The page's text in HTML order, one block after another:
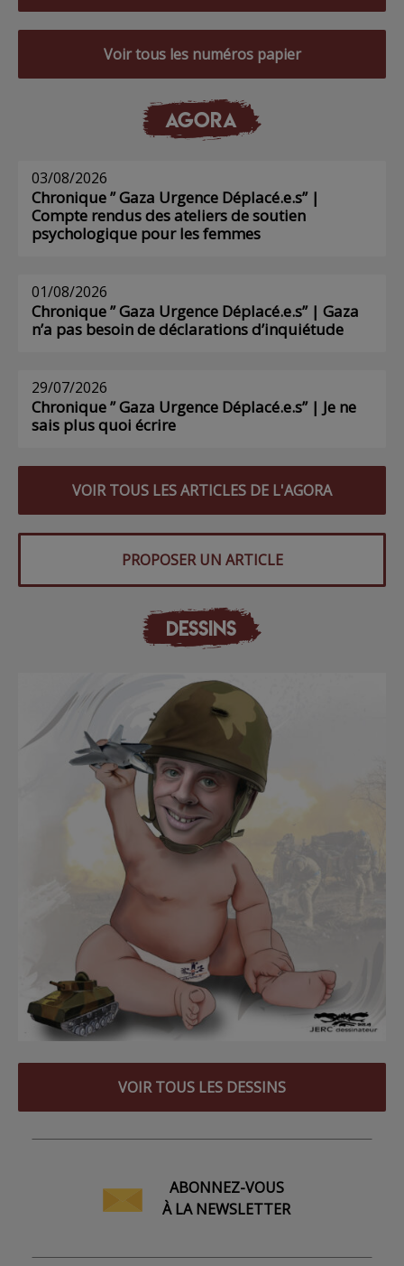
Voir tous les numéros papier
AGORA
03/08/2026
Chronique ” Gaza Urgence Déplacé.e.s” |
Compte rendus des ateliers de soutien
psychologique pour les femmes
01/08/2026
Chronique ” Gaza Urgence Déplacé.e.s” | Gaza
n’a pas besoin de déclarations d’inquiétude
29/07/2026
Chronique ” Gaza Urgence Déplacé.e.s” | Je ne
sais plus quoi écrire
VOIR TOUS LES ARTICLES DE L'AGORA
PROPOSER UN ARTICLE
DESSINS
VOIR TOUS LES DESSINS
ABONNEZ-VOUS
À LA NEWSLETTER